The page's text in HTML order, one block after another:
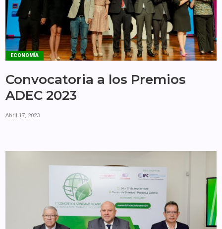
ECONOMÍA
Convocatoria a los Premios
ADEC 2023
Abril 17, 2023